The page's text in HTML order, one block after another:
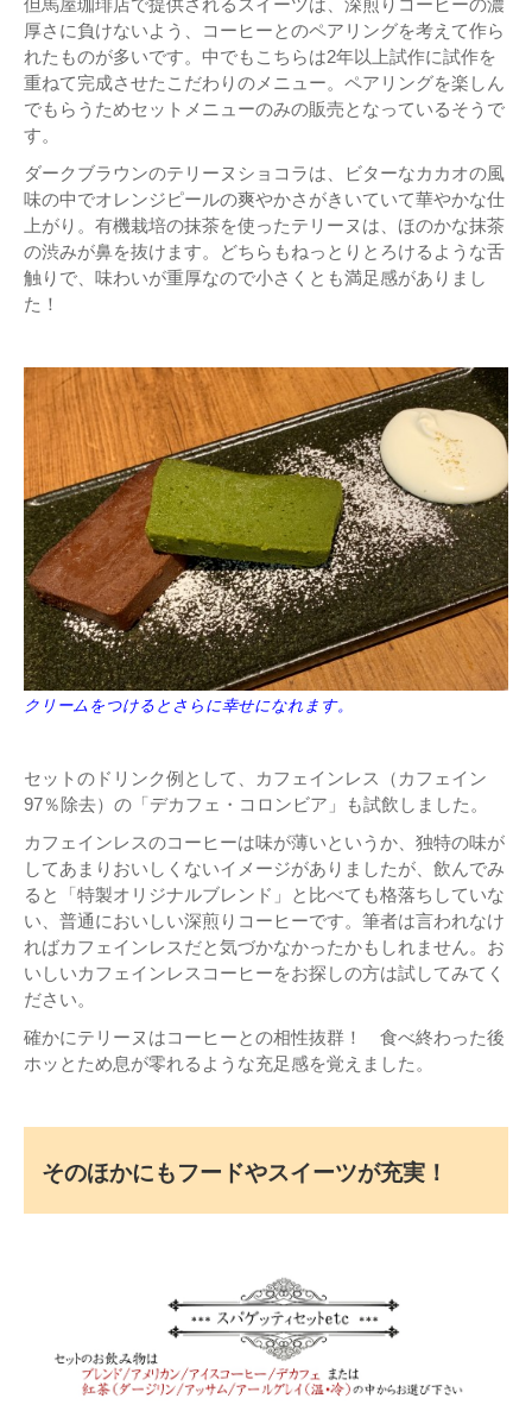
但馬屋珈琲店で提供されるスイーツは、深煎りコーヒーの濃
厚さに負けないよう、コーヒーとのペアリングを考えて作ら
れたものが多いです。中でもこちらは2年以上試作に試作を
重ねて完成させたこだわりのメニュー。ペアリングを楽しん
でもらうためセットメニューのみの販売となっているそうで
す。
ダークブラウンのテリーヌショコラは、ビターなカカオの風
味の中でオレンジピールの爽やかさがきいていて華やかな仕
上がり。有機栽培の抹茶を使ったテリーヌは、ほのかな抹茶
の渋みが鼻を抜けます。どちらもねっとりとろけるような舌
触りで、味わいが重厚なので小さくとも満足感がありまし
た！
クリームをつけるとさらに幸せになれます。
セットのドリンク例として、カフェインレス（カフェイン
97％除去）の「デカフェ・コロンビア」も試飲しました。
カフェインレスのコーヒーは味が薄いというか、独特の味が
してあまりおいしくないイメージがありましたが、飲んでみ
ると「特製オリジナルブレンド」と比べても格落ちしていな
い、普通においしい深煎りコーヒーです。筆者は言われなけ
ればカフェインレスだと気づかなかったかもしれません。お
いしいカフェインレスコーヒーをお探しの方は試してみてく
ださい。
確かにテリーヌはコーヒーとの相性抜群！ 食べ終わった後
ホッとため息が零れるような充足感を覚えました。
そのほかにもフードやスイーツが充実！